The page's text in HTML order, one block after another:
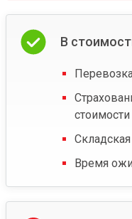
В
стоимости
Время